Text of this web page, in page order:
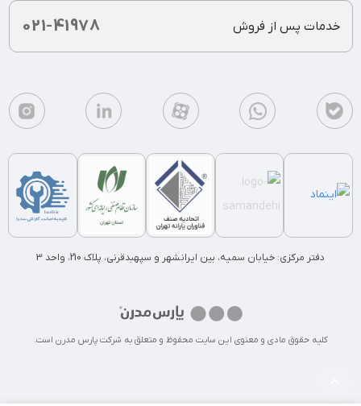
021-41978 خدمات پس از فروش
دفتر مرکزی: خیابان سمیه، بین ایرانشهر و سپهبدقرنی، پلاک 210، واحد 3
کلیه حقوق مادی و معنوی این سایت محفوظ و متعلق به شرکت پارس مدرن است.